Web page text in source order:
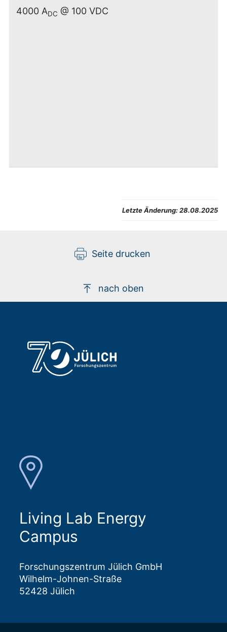
4000 ADC @ 100 VDC
Letzte Änderung:28.08.2025
Seite drucken
nach oben
Living Lab Energy
Campus
Forschungszentrum Jülich GmbH
Wilhelm-Johnen-Straße
52428 Jülich